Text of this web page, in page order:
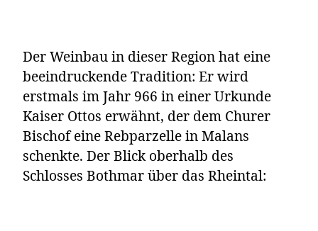
Der Weinbau in dieser Region hat eine
beeindruckende Tradition: Er wird
erstmals im Jahr 966 in einer Urkunde
Kaiser Ottos erwähnt, der dem Churer
Bischof eine Rebparzelle in Malans
schenkte. Der Blick oberhalb des
Schlosses Bothmar über das Rheintal: